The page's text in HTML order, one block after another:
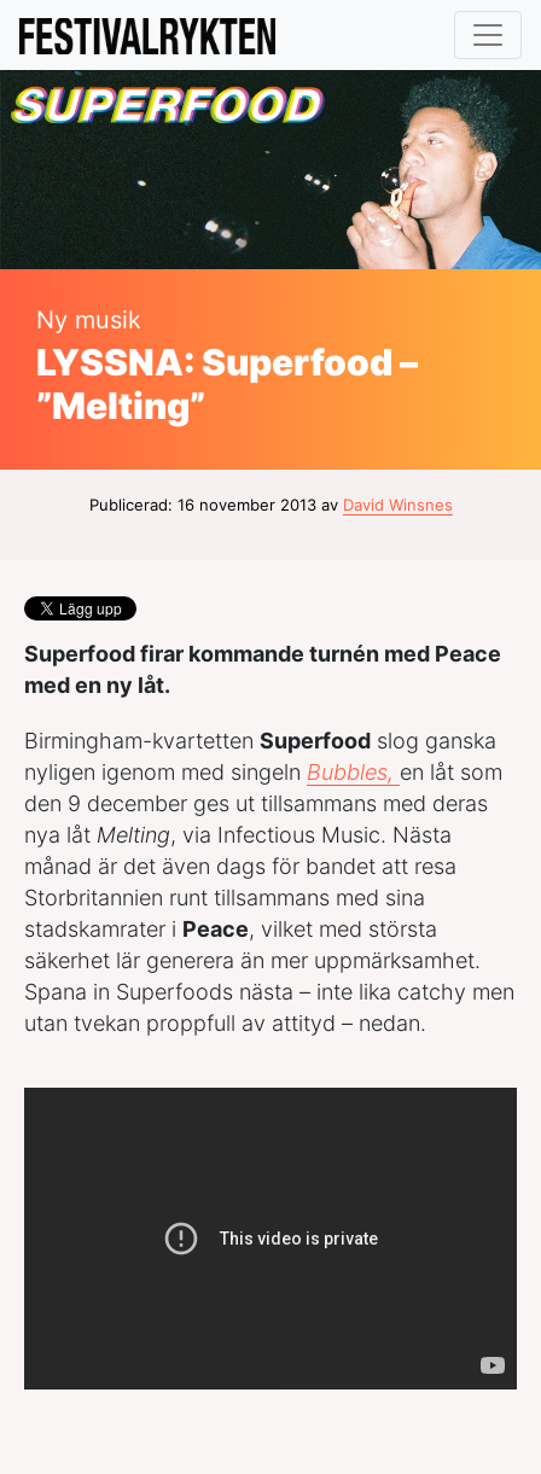
Ny musik
LYSSNA: Superfood –
”Melting”
Publicerad: 16 november 2013 av David Winsnes
Superfood firar kommande turnén med Peace
med en ny låt.
Birmingham-kvartetten Superfood slog ganska
nyligen igenom med singeln Bubbles, en låt som
den 9 december ges ut tillsammans med deras
nya låt Melting, via Infectious Music. Nästa
månad är det även dags för bandet att resa
Storbritannien runt tillsammans med sina
stadskamrater i Peace, vilket med största
säkerhet lär generera än mer uppmärksamhet.
Spana in Superfoods nästa – inte lika catchy men
utan tvekan proppfull av attityd – nedan.